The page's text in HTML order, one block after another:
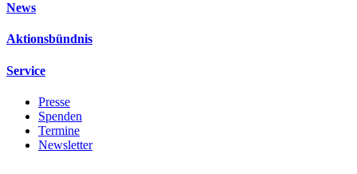
News
Aktionsbündnis
Service
Presse
Spenden
Termine
Newsletter